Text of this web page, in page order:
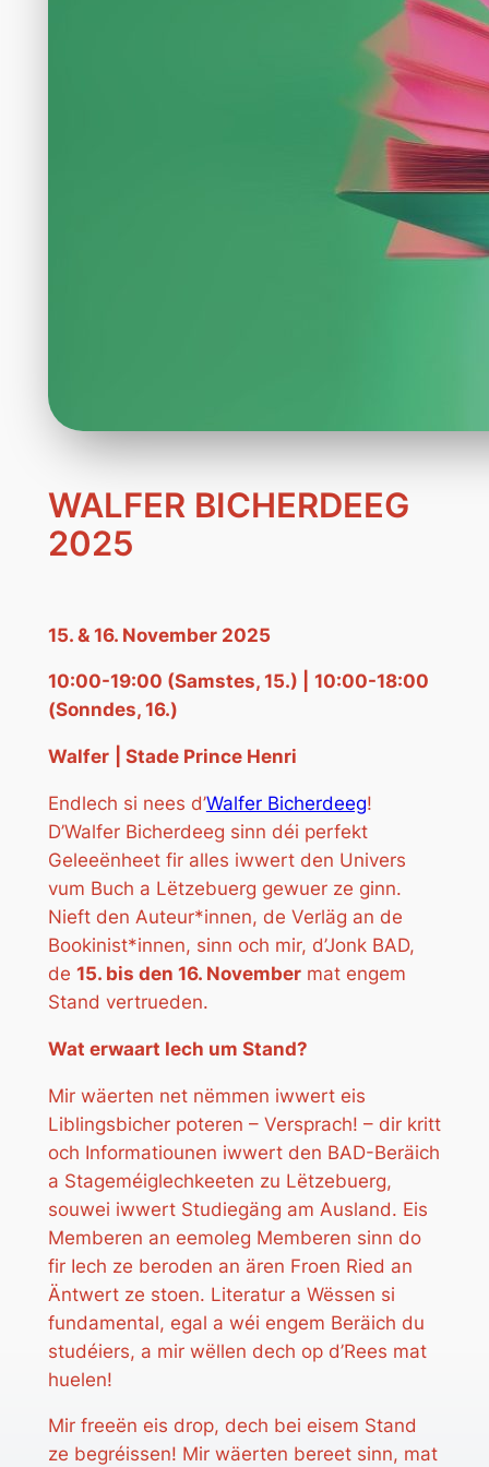
WALFER BICHERDEEG
2025
15. & 16. November 2025
10:00-19:00 (Samstes, 15.) |
10:00-18:00
(Sonndes, 16.)
Walfer | Stade Prince Henri
Endlech si nees d’Walfer Bicherdeeg!
D’Walfer Bicherdeeg sinn déi perfekt
Geleeënheet fir alles iwwert den Univers
vum Buch a Lëtzebuerg gewuer ze ginn.
Nieft den Auteur*innen, de Verläg an de
Bookinist*innen, sinn och mir, d’Jonk BAD,
de 15. bis den 16. Novembermat engem
Stand vertrueden.
Wat erwaart Iech um Stand?
Mir wäerten net nëmmen iwwert eis
Liblingsbicher poteren – Versprach! – dir kritt
och Informatiounen iwwert den BAD-Beräich
a Stageméiglechkeeten zu Lëtzebuerg,
souwei iwwert Studiegäng am Ausland. Eis
Memberen an eemoleg Memberen sinn do
fir Iech ze beroden an ären Froen Ried an
Äntwert ze stoen. Literatur a Wëssen si
fundamental, egal a wéi engem Beräich du
studéiers, a mir wëllen dech op d’Rees mat
huelen!
Mir freeën eis drop, dech bei eisem Stand
ze begréissen! Mir wäerten bereet sinn, mat